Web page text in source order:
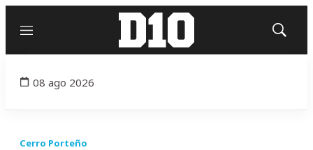
Menú
Mostrar
08 ago 2026
Cerro Porteño